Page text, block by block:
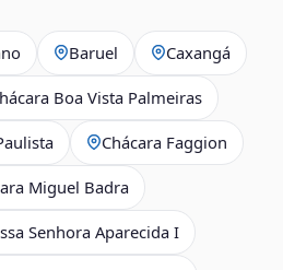
Baruel Caxangá
Boa Vista Palmeiras
Chácara Faggion
Miguel Badra
Senhora Aparecida I